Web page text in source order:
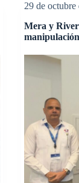
29 de octubre
Mera y